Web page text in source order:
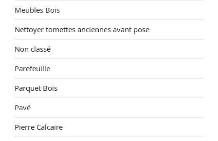
Meubles Bois
Nettoyer tomettes anciennes avant pose
Non classé
Parefeuille
Parquet Bois
Pavé
Pierre Calcaire